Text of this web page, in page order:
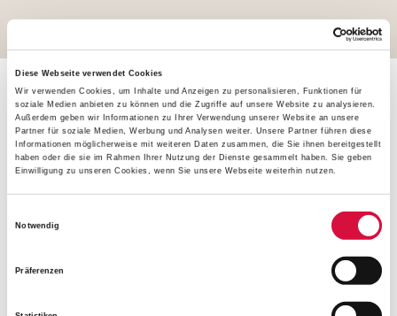
Diese Webseite verwendet Cookies
Wir verwenden Cookies, um Inhalte und Anzeigen zu personalisieren, Funktionen für
soziale Medien anbieten zu können und die Zugriffe auf unsere Website zu analysieren.
Außerdem geben wir Informationen zu Ihrer Verwendung unserer Website an unsere
Partner für soziale Medien, Werbung und Analysen weiter. Unsere Partner führen diese
Informationen möglicherweise mit weiteren Daten zusammen, die Sie ihnen bereitgestellt
haben oder die sie im Rahmen Ihrer Nutzung der Dienste gesammelt haben. Sie geben
Einwilligung zu unseren Cookies, wenn Sie unsere Webseite weiterhin nutzen.
Notwendig
Präferenzen
Treffen mit Vertretern der katholischen Kirche in
Schweden und Dänemark tragen zu einem direkten
Einblick in die Diaspora-Kirche in Nordeuropa bei. Vom
"Praktikums im Norden"
Neue Ideen und Anregungen dieser Studienreise sollen die